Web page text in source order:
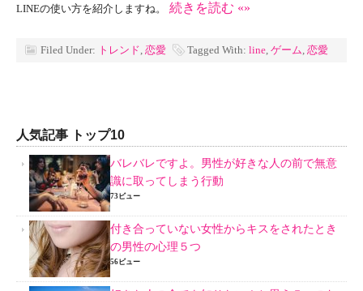
LINEの使い方を紹介しますね。
続きを読む «»
Filed Under: トレンド, 恋愛 Tagged With: line, ゲーム, 恋愛
人気記事 トップ10
バレバレですよ。男性が好きな人の前で無意
識に取ってしまう行動
73ビュー
付き合っていない女性からキスをされたとき
の男性の心理５つ
56ビュー